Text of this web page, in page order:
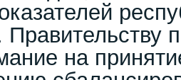
Правительству
на